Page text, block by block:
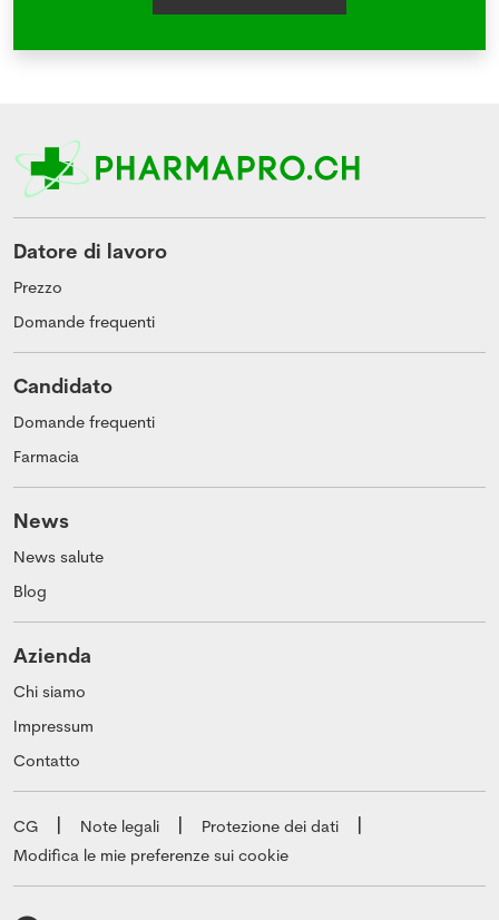
Datore di lavoro
Prezzo
Domande frequenti
Candidato
Domande frequenti
Farmacia
News
News salute
Blog
Azienda
Chi siamo
Impressum
Contatto
CG Note legali
Protezione dei dati
Modifica le mie preferenze sui cookie